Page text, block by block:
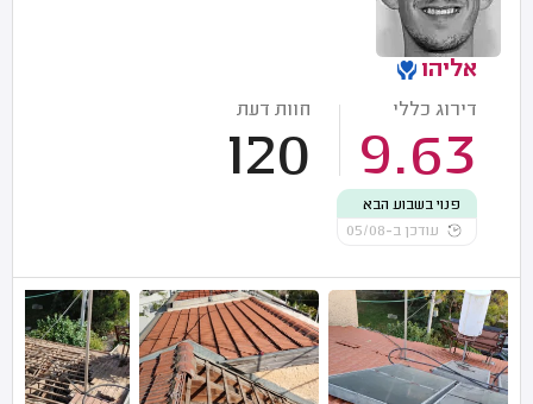
אליהו
דירוג כללי
9.63
חוות דעת
120
פנוי בשבוע הבא
עודכן ב-05/08